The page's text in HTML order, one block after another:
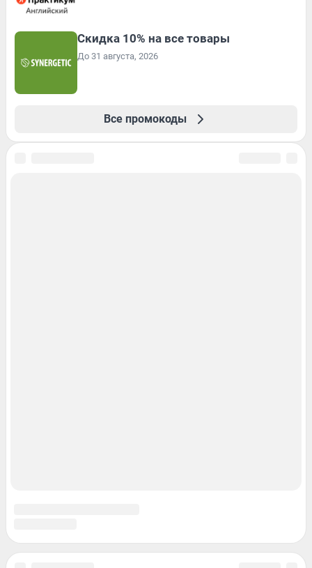
Скидка 10% на все товары
До 31 августа, 2026
Все промокоды